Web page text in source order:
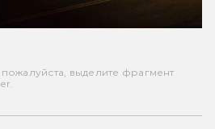
выделите фрагмент